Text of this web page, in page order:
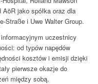
jako spółka oraz dla
Straße i Uwe Walter Group.
uczestnicy
od typów napędów
kosztów i emisji dzięki
pierwsze okazje do
między sobą.